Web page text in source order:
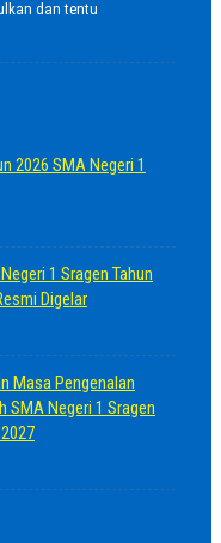
dan tentu
2026 SMA Negeri 1
1 Sragen Tahun
Digelar
Masa Pengenalan
SMA Negeri 1 Sragen